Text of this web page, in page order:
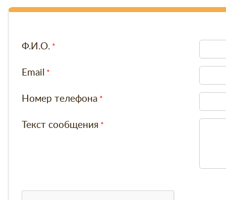
Ф.И.О.
Email
Номер телефона
Текст сообщения